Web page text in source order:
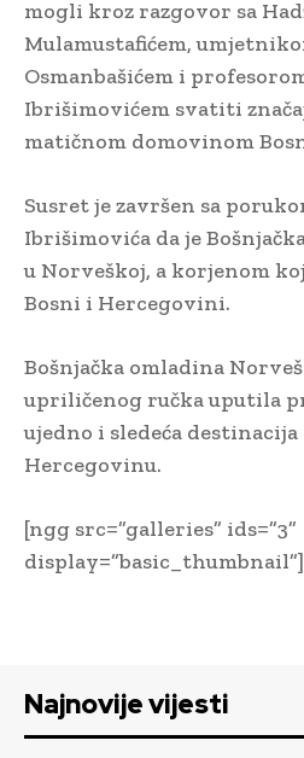
mogli kroz razgovor sa
Mulamustafićem,
Osmanbašićem i
Ibrišimovićem svatiti
matičnom domovinom
Susret je završen sa
Ibrišimovića da je
u Norveškoj, a korjenom
Bosni i Hercegovini.
Bošnjačka omladina
upriličenog ručka uputila
ujedno i sledeća
Hercegovinu.
[ngg src=”galleries” ids=”3”
display=”basic_thumbnail”]
Najnovije vijesti